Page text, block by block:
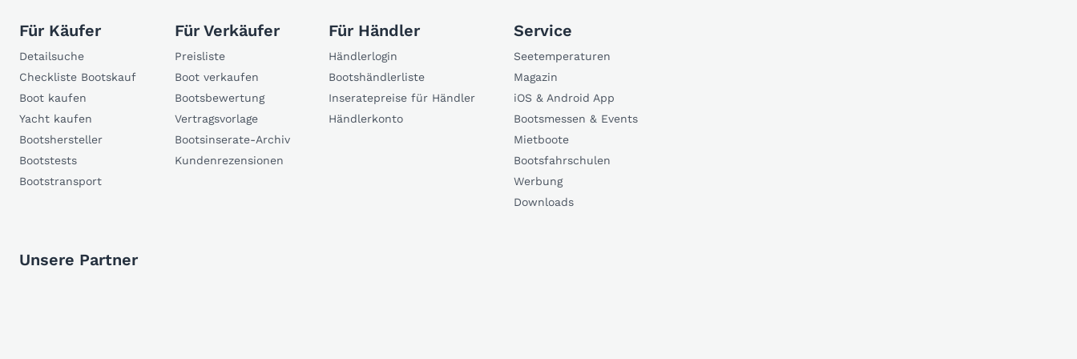
Für Käufer
Detailsuche
Checkliste Bootskauf
Boot kaufen
Yacht kaufen
Bootshersteller
Bootstests
Bootstransport
Für Verkäufer
Preisliste
Boot verkaufen
Bootsbewertung
Vertragsvorlage
Bootsinserate-Archiv
Kundenrezensionen
Für Händler
Händlerlogin
Bootshändlerliste
Inseratepreise für Händler
Händlerkonto
Service
Seetemperaturen
Magazin
iOS & Android App
Bootsmessen & Events
Mietboote
Bootsfahrschulen
Werbung
Downloads
Unsere Partner